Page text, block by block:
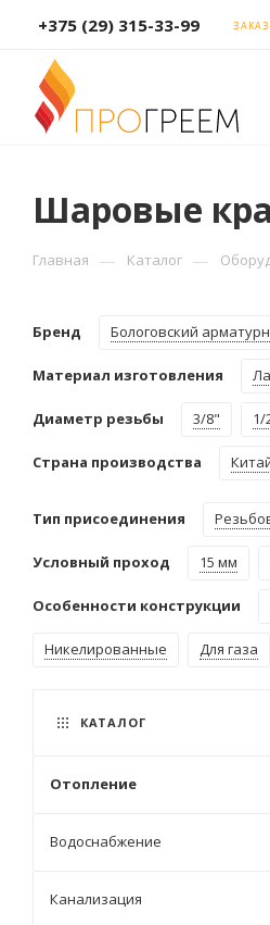
+375 (29) 315-33-99
Шаровые
Главная — Каталог —
Бренд Бологовский
Материал изготовления
Диаметр резьбы 3/8" 1/
Страна производства
Тип присоединения
Условный проход 15 мм
Особенности конструкции
Никелированные Для газа
КАТАЛОГ
Отопление
Водоснабжение
Канализация